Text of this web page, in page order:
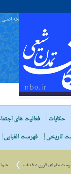
صفحه اصلی
حکایات فعالیت های
تاریخی فهرست الفبایی
علمای قرون مختلف